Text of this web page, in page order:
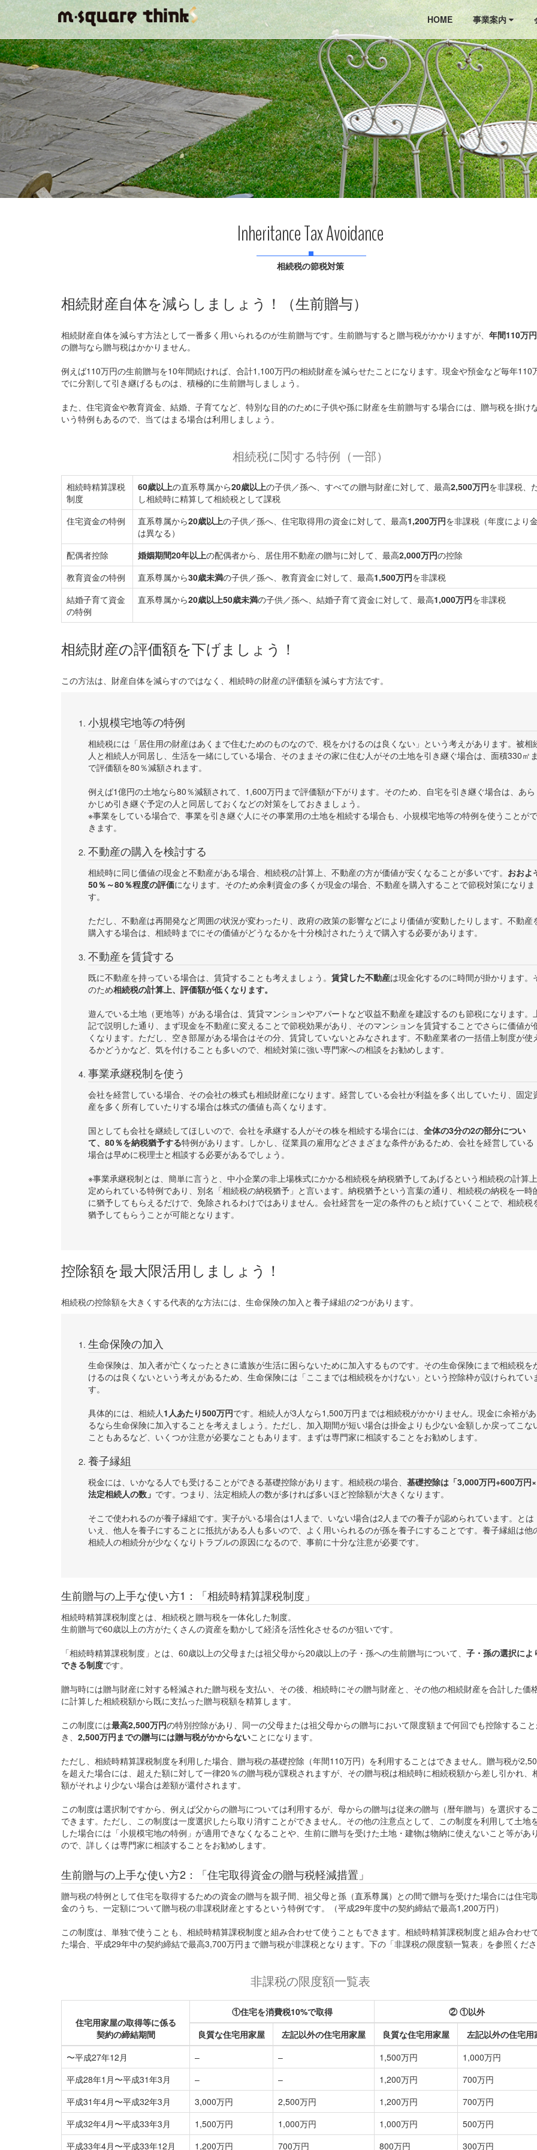
HOME 事業案内
Inheritance Tax Avoidance
相続税の節税対策
相続財産自体を減らしましょう！（生前贈与）
相続財産自体を減らす方法として一番多く用いられるのが生前贈与です。生前贈与すると贈与税がかかりますが、 年間110万円
の贈与なら贈与税はかかりません。
例えば110万円の生前贈与を10年間続ければ、合計1,100万円の相続財産を減らせたことになります。現金や預金など毎年110
でに分割して引き継げるものは、積極的に生前贈与しましょう。
また、住宅資金や教育資金、結婚、子育てなど、特別な目的のために子供や孫に財産を生前贈与する場合には、贈与税を掛け
いう特例もあるので、当てはまる場合は利用しましょう。
相続税に関する特例（一部）
相続時精算課税
制度
60歳以上の直系尊属から20歳以上の子供／孫へ、すべての贈与財産に対して、最高2,500万円を非課税、
し相続時に精算して相続税として課税
住宅資金の特例
直系尊属から20歳以上の子供／孫へ、住宅取得用の資金に対して、最高1,200万円を非課税（年度により
は異なる）
配偶者控除
婚姻期間20年以上の配偶者から、居住用不動産の贈与に対して、最高2,000万円の控除
教育資金の特例
直系尊属から30歳未満の子供／孫へ、教育資金に対して、最高1,500万円を非課税
結婚子育て資金
の特例
直系尊属から20歳以上50歳未満の子供／孫へ、結婚子育て資金に対して、最高1,000万円を非課税
相続財産の評価額を下げましょう！
この方法は、財産自体を減らすのではなく、相続時の財産の評価額を減らす方法です。
小規模宅地等の特例
相続税には「居住用の財産はあくまで住むためのものなので、税をかけるのは良くない」という考えがあります。被相
人と相続人が同居し、生活を一緒にしている場合、そのままその家に住む人がその土地を引き継ぐ場合は、面積330㎡ま
で評価額を80％減額されます。
例えば1億円の土地なら80％減額されて、1,600万円まで評価額が下がります。そのため、自宅を引き継ぐ場合は、あら
かじめ引き継ぐ予定の人と同居しておくなどの対策をしておきましょう。
※事業をしている場合で、事業を引き継ぐ人にその事業用の土地を相続する場合も、小規模宅地等の特例を使うことがで
きます。
不動産の購入を検討する
相続時に同じ価値の現金と不動産がある場合、相続税の計算上、不動産の方が価値が安くなることが多いです。 おおよ
50％～80％程度の評価になります。そのため余剰資金の多くが現金の場合、不動産を購入することで節税対策になりま
す。
ただし、不動産は再開発など周囲の状況が変わったり、政府の政策の影響などにより価値が変動したりします。不動産
購入する場合は、相続時までにその価値がどうなるかを十分検討されたうえで購入する必要があります。
不動産を賃貸する
既に不動産を持っている場合は、賃貸することも考えましょう。 賃貸した不動産は現金化するのに時間が掛かります。
のため相続税の計算上、評価額が低くなります。
遊んでいる土地（更地等）がある場合は、賃貸マンションやアパートなど収益不動産を建設するのも節税になります。
記で説明した通り、まず現金を不動産に変えることで節税効果があり、そのマンションを賃貸することでさらに価値が
くなります。ただし、空き部屋がある場合はその分、賃貸していないとみなされます。不動産業者の一括借上制度が使
るかどうかなど、気を付けることも多いので、相続対策に強い専門家への相談をお勧めします。
事業承継税制を使う
会社を経営している場合、その会社の株式も相続財産になります。経営している会社が利益を多く出していたり、固定
産を多く所有していたりする場合は株式の価値も高くなります。
国としても会社を継続してほしいので、会社を承継する人がその株を相続する場合には、 全体の3分の2の部分につい
て、80％を納税猶予する特例があります。しかし、従業員の雇用などさまざまな条件があるため、会社を経営している
場合は早めに税理士と相談する必要があるでしょう。
※事業承継税制とは、簡単に言うと、中小企業の非上場株式にかかる相続税を納税猶予してあげるという相続税の計算上
定められている特例であり、別名「相続税の納税猶予」と言います。納税猶予という言葉の通り、相続税の納税を一時
に猶予してもらえるだけで、免除されるわけではありません。会社経営を一定の条件のもと続けていくことで、相続税
猶予してもらうことが可能となります。
控除額を最大限活用しましょう！
相続税の控除額を大きくする代表的な方法には、生命保険の加入と養子縁組の2つがあります。
生命保険の加入
生命保険は、加入者が亡くなったときに遺族が生活に困らないために加入するものです。その生命保険にまで相続税を
けるのは良くないという考えがあるため、生命保険には「ここまでは相続税をかけない」という控除枠が設けられてい
す。
具体的には、相続人1人あたり500万円です。相続人が3人なら1,500万円までは相続税がかかりません。現金に余裕があ
るなら生命保険に加入することを考えましょう。ただし、加入期間が短い場合は掛金よりも少ない金額しか戻ってこな
こともあるなど、いくつか注意が必要なこともあります。まずは専門家に相談することをお勧めします。
養子縁組
税金には、いかなる人でも受けることができる基礎控除があります。相続税の場合、 基礎控除は「3,000万円+600万円×
法定相続人の数」 です。つまり、法定相続人の数が多ければ多いほど控除額が大きくなります。
そこで使われるのが養子縁組です。実子がいる場合は1人まで、いない場合は2人までの養子が認められています。とは
いえ、他人を養子にすることに抵抗がある人も多いので、よく用いられるのが孫を養子にすることです。養子縁組は他
相続人の相続分が少なくなりトラブルの原因になるので、事前に十分な注意が必要です。
生前贈与の上手な使い方1：「相続時精算課税制度」
相続時精算課税制度とは、相続税と贈与税を一体化した制度。
生前贈与で60歳以上の方がたくさんの資産を動かして経済を活性化させるのが狙いです。
「相続時精算課税制度」とは、60歳以上の父母または祖父母から20歳以上の子・孫への生前贈与について、 子・孫の選択によ
できる制度です。
贈与時には贈与財産に対する軽減された贈与税を支払い、その後、相続時にその贈与財産と、その他の相続財産を合計した価
に計算した相続税額から既に支払った贈与税額を精算します。
この制度には最高2,500万円の特別控除があり、同一の父母または祖父母からの贈与において限度額まで何回でも控除するこ
き、 2,500万円までの贈与には贈与税がかからないことになります。
ただし、相続時精算課税制度を利用した場合、贈与税の基礎控除（年間110万円）を利用することはできません。贈与税が
を超えた場合には、超えた額に対して一律20％の贈与税が課税されますが、その贈与税は相続時に相続税額から差し引かれ、
額がそれより少ない場合は差額が還付されます。
この制度は選択制ですから、例えば父からの贈与については利用するが、母からの贈与は従来の贈与（暦年贈与）を選択する
できます。ただし、この制度は一度選択したら取り消すことができません。その他の注意点として、この制度を利用して土地
した場合には「小規模宅地の特例」が適用できなくなることや、生前に贈与を受けた土地・建物は物納に使えないこと等があ
ので、詳しくは専門家に相談することをお勧めします。
生前贈与の上手な使い方2：「住宅取得資金の贈与税軽減措置」
贈与税の特例として住宅を取得するための資金の贈与を親子間、祖父母と孫（直系尊属）との間で贈与を受けた場合には住宅
金のうち、一定額について贈与税の非課税財産とするという特例です。（平成29年度中の契約締結で最高1,200万円）
この制度は、単独で使うことも、相続時精算課税制度と組み合わせて使うこともできます。相続時精算課税制度と組み合わせ
た場合、平成29年中の契約締結で最高3,700万円まで贈与税が非課税となります。下の「非課税の限度額一覧表」を参照くださ
非課税の限度額一覧表
住宅用家屋の取得等に係る
契約の締結期間
①住宅を消費税10%で取得
② ①以外
良質な住宅用家屋
左記以外の住宅用家屋 良質な住宅用家屋
左記以外の住宅用
〜平成27年12月
– – 1,500万円
1,000万円
平成28年1月〜平成31年3月
– – 1,200万円
700万円
平成31年4月〜平成32年3月
3,000万円 2,500万円 1,200万円
700万円
平成32年4月〜平成33年3月
1,500万円 1,000万円 1,000万円
500万円
平成33年4月〜平成33年12月
1,200万円 700万円 800万円 300万円